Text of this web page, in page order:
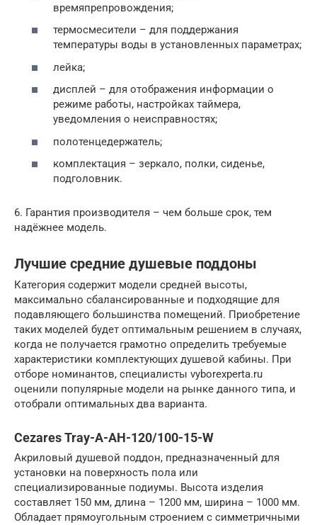
времяпрепровождения;
термосмесители – для поддержания
температуры воды в установленных параметрах;
лейка;
дисплей – для отображения информации о
режиме работы, настройках таймера,
уведомления о неисправностях;
полотенцедержатель;
комплектация – зеркало, полки, сиденье,
подголовник.
6. Гарантия производителя – чем больше срок, тем
надёжнее модель.
Лучшие средние душевые поддоны
Категория содержит модели средней высоты,
максимально сбалансированные и подходящие для
подавляющего большинства помещений. Приобретение
таких моделей будет оптимальным решением в случаях,
когда не получается грамотно определить требуемые
характеристики комплектующих душевой кабины. При
отборе номинантов, специалисты vyborexperta.ru
оценили популярные модели на рынке данного типа, и
отобрали оптимальных два варианта.
Cezares Tray-A-AH-120/100-15-W
Акриловый душевой поддон, предназначенный для
установки на поверхность пола или
специализированные подиумы. Высота изделия
составляет 150 мм, длина – 1200 мм, ширина – 1000 мм.
Обладает прямоугольным строением с симметричными